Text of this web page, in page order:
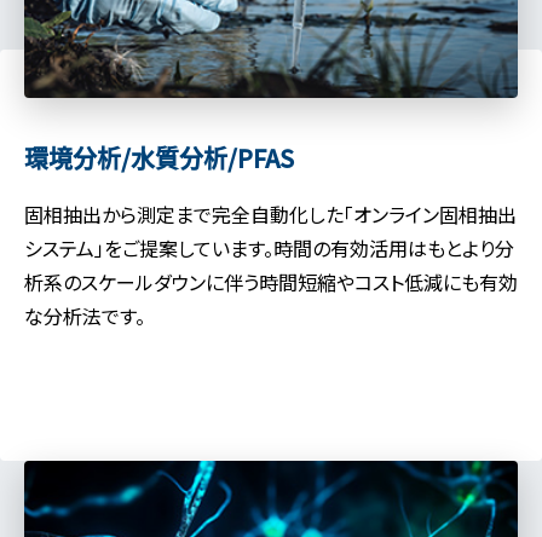
環境分析/水質分析/PFAS
固相抽出から測定まで完全自動化した「オンライン固相抽出
システム」をご提案しています。時間の有効活用はもとより分
析系のスケールダウンに伴う時間短縮やコスト低減にも有効
な分析法です。